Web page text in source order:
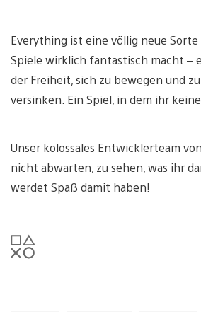
Everything ist eine völlig neue
Spiele wirklich fantastisch macht –
der Freiheit, sich zu bewegen und
versinken. Ein Spiel, in dem ihr
Unser kolossales Entwicklerteam
nicht abwarten, zu sehen, was ihr
werdet Spaß damit haben!